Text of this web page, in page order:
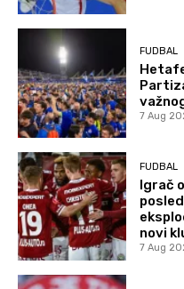
FUDBAL
7 Aug
FUDBAL
Igrač
novi
7 Aug